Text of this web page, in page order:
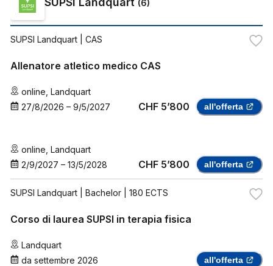
(6)
SUPSI Landquart | CAS
Allenatore atletico medico CAS
online Landquart
27/8/2026 – 9/5/2027 CHF 5’800 all'offerta
online Landquart
2/9/2027 – 13/5/2028 CHF 5’800 all'offerta
SUPSI Landquart | Bachelor | 180 ECTS
Corso di laurea SUPSI in terapia fisica
Landquart
da settembre 2026 all'offerta